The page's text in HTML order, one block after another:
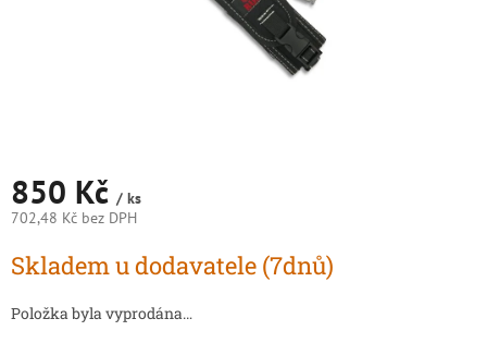
850 Kč / ks
702,48 Kč bez DPH
cena:
Skladem u dodavatele (7dnů)
Položka byla vyprodána…